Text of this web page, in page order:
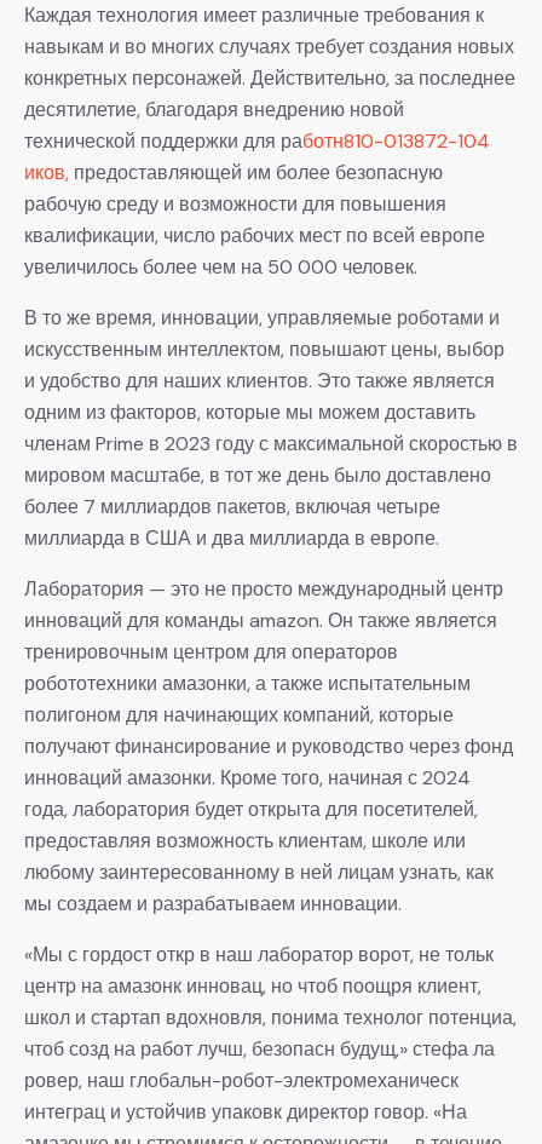
Каждая технология имеет различные требования к
навыкам и во многих случаях требует создания новых
конкретных персонажей. Действительно, за последнее
десятилетие, благодаря внедрению новой
технической поддержки для работн810-013872-104
иков, предоставляющей им более безопасную
рабочую среду и возможности для повышения
квалификации, число рабочих мест по всей европе
увеличилось более чем на 50 000 человек.
В то же время, инновации, управляемые роботами и
искусственным интеллектом, повышают цены, выбор
и удобство для наших клиентов. Это также является
одним из факторов, которые мы можем доставить
членам Prime в 2023 году с максимальной скоростью в
мировом масштабе, в тот же день было доставлено
более 7 миллиардов пакетов, включая четыре
миллиарда в США и два миллиарда в европе.
Лаборатория — это не просто международный центр
инноваций для команды amazon. Он также является
тренировочным центром для операторов
робототехники амазонки, а также испытательным
полигоном для начинающих компаний, которые
получают финансирование и руководство через фонд
инноваций амазонки. Кроме того, начиная с 2024
года, лаборатория будет открыта для посетителей,
предоставляя возможность клиентам, школе или
любому заинтересованному в ней лицам узнать, как
мы создаем и разрабатываем инновации.
«Мы с гордост откр в наш лаборатор ворот, не тольк
центр на амазонк инновац, но чтоб поощря клиент,
школ и стартап вдохновля, понима технолог потенциа,
чтоб созд на работ лучш, безопасн будущ,» стефа ла
ровер, наш глобальн-робот-электромеханическ
интеграц и устойчив упаковк директор говор. «На